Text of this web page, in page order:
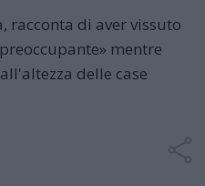
racconta di aver vissuto
mentre
delle case